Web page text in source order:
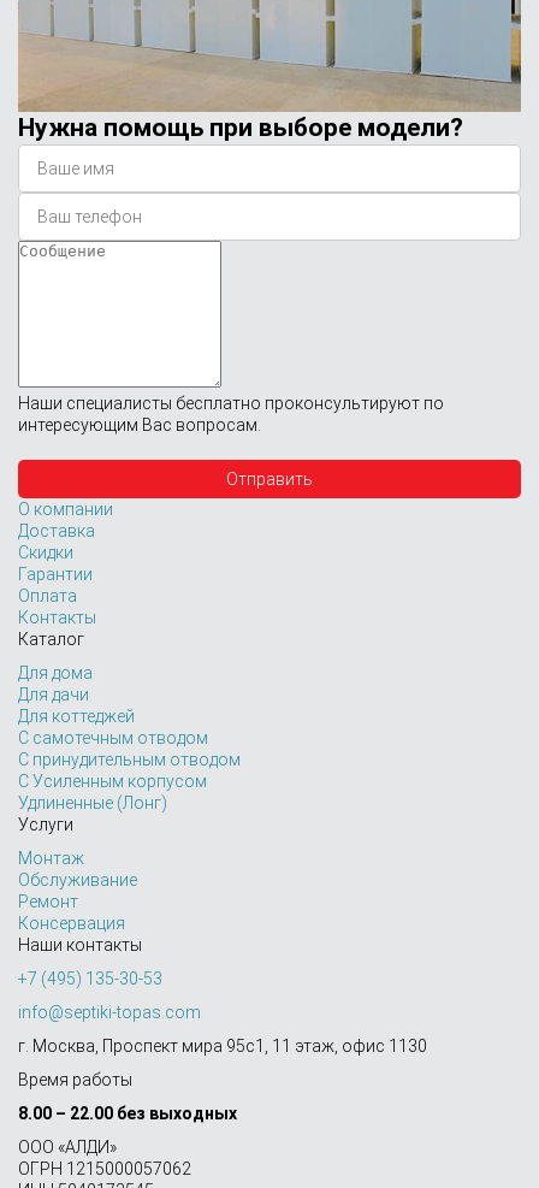
Нужна помощь при выборе модели?
Наши специалисты бесплатно проконсультируют по
интересующим Вас вопросам.
О компании
Доставка
Скидки
Гарантии
Оплата
Контакты
Каталог
Для дома
Для дачи
Для коттеджей
С самотечным отводом
С принудительным отводом
С Усиленным корпусом
Удлиненные (Лонг)
Услуги
Монтаж
Обслуживание
Ремонт
Консервация
Наши контакты
+7 (495) 135-30-53
info@septiki-topas.com
г. Москва, Проспект мира 95с1, 11 этаж, офис 1130
Время работы
8.00 – 22.00 без выходных
OOO «АЛДИ»
ОГРН 1215000057062